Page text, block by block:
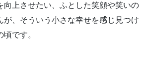
向上させたい、ふとした笑顔や笑いの
、そういう小さな幸せを感じ見つけ
です。